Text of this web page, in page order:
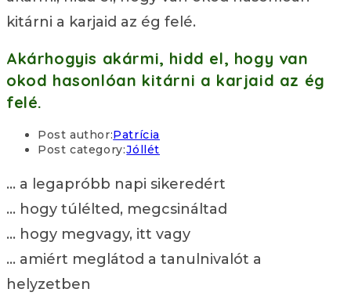
Akárhogyis akármi, hidd el, hogy van
okod hasonlóan kitárni a karjaid az ég
felé.
Post author:Patrícia
Post category:Jóllét
… a legapróbb napi sikeredért
… hogy túlélted, megcsináltad
… hogy megvagy, itt vagy
… amiért meglátod a tanulnivalót a
helyzetben